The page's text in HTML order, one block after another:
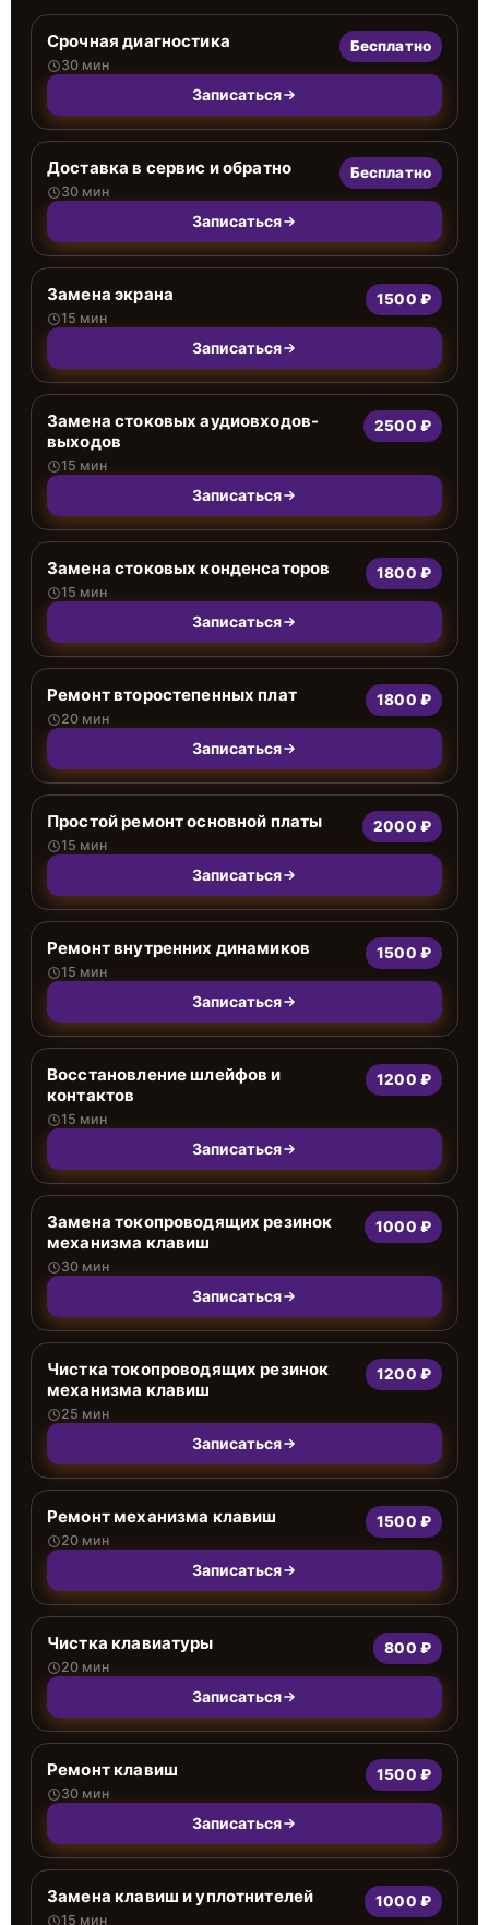
Срочная диагностика
30 мин
Бесплатно
Записаться
Доставка в сервис и обратно
30 мин
Бесплатно
Записаться
Замена экрана
15 мин
1500 ₽
Записаться
Замена стоковых аудиовходов-
выходов
15 мин
2500 ₽
Записаться
Замена стоковых конденсаторов
15 мин
1800 ₽
Записаться
Ремонт второстепенных плат
20 мин
1800 ₽
Записаться
Простой ремонт основной платы
15 мин
2000 ₽
Записаться
Ремонт внутренних динамиков
15 мин
1500 ₽
Записаться
Восстановление шлейфов и
контактов
15 мин
1200 ₽
Записаться
Замена токопроводящих резинок
механизма клавиш
30 мин
1000 ₽
Записаться
Чистка токопроводящих резинок
механизма клавиш
25 мин
1200 ₽
Записаться
Ремонт механизма клавиш
20 мин
1500 ₽
Записаться
Чистка клавиатуры
20 мин
800 ₽
Записаться
Ремонт клавиш
30 мин
1500 ₽
Записаться
Замена клавиш и уплотнителей
15 мин
1000 ₽